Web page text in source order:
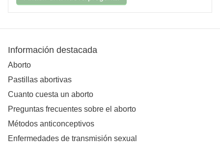
Información destacada
Aborto
Pastillas abortivas
Cuanto cuesta un aborto
Preguntas frecuentes sobre el aborto
Métodos anticonceptivos
Enfermedades de transmisión sexual